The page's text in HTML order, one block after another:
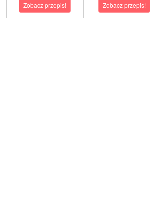
Zobacz przepis! Zobacz przepis!